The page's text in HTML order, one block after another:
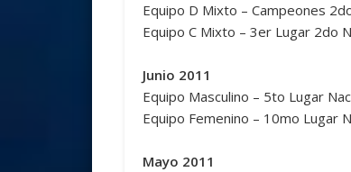
Equipo D Mixto – Campeones
Equipo C Mixto – 3er Lugar 2do
Junio 2011
Equipo Masculino – 5to Lugar
Equipo Femenino – 10mo Lugar
Mayo 2011